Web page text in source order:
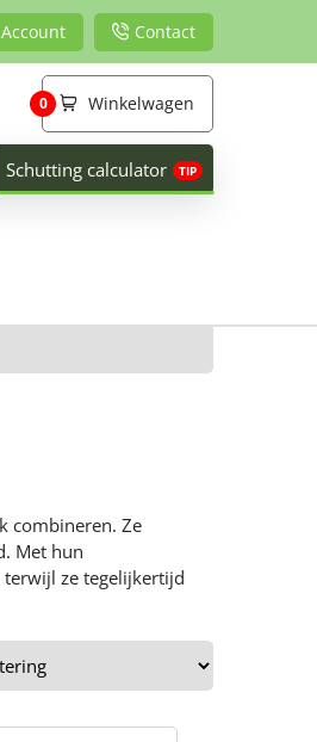
Account Contact
Winkelwagen
0
Schutting calculator
combineren. Ze
Met hun
terwijl ze tegelijkertijd